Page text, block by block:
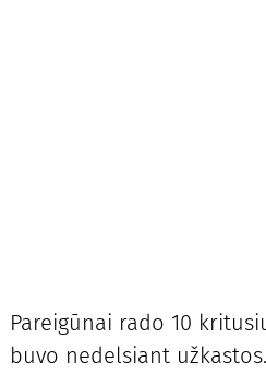
Pareigūnai rado 10
buvo nedelsiant